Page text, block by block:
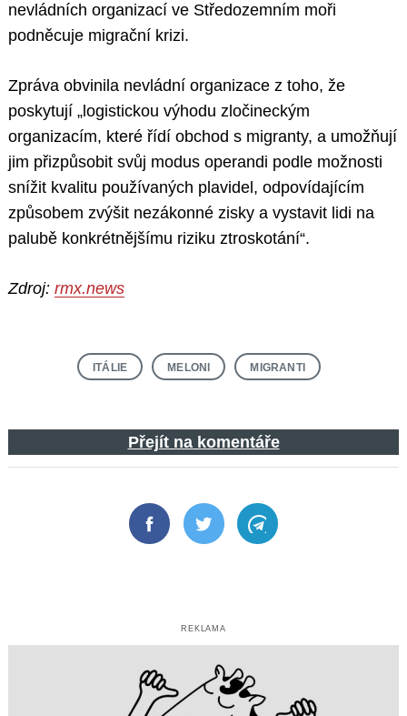
nevládních organizací ve Středozemním moři
podněcuje migrační krizi.
Zpráva obvinila nevládní organizace z toho, že
poskytují „logistickou výhodu zločineckým
organizacím, které řídí obchod s migranty, a umožňují
jim přizpůsobit svůj modus operandi podle možnosti
snížit kvalitu používaných plavidel, odpovídajícím
způsobem zvýšit nezákonné zisky a vystavit lidi na
palubě konkrétnějšímu riziku ztroskotání“.
Zdroj: rmx.news
ITÁLIE MELONI MIGRANTI
Přejít na komentáře
FacebookTwitter Telegram
REKLAMA